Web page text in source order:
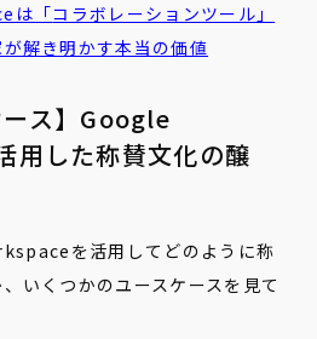
は「コラボレーションツール」
解き明かす本当の価値
ース】Google
した称賛文化の醸
を活用してどのように称
いくつかのユースケースを見て